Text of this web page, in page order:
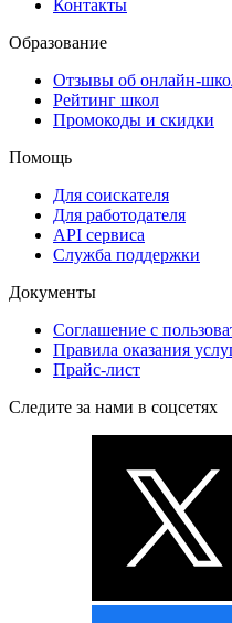
Контакты
Образование
Отзывы об онлайн-
Рейтинг школ
Промокоды и скидки
Помощь
Для соискателя
Для работодателя
API сервиса
Служба поддержки
Документы
Соглашение с
Правила оказания
Прайс-лист
Следите за нами в соцсетях